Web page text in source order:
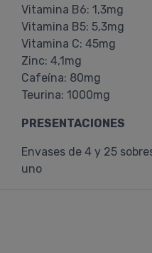
Vitamina B6: 1,3mg
Vitamina B5: 5,3mg
Vitamina C: 45mg
Zinc: 4,1mg
Cafeína: 80mg
Teurina: 1000mg
PRESENTACIONES
Envases de 4 y 25
uno